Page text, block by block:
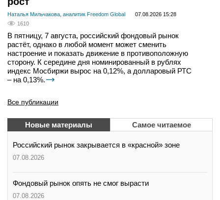
Наталья Мильчакова, аналитик Freedom Global
07.08.2026 15:28
1610
В пятницу, 7 августа, российский фондовый рынок
растёт, однако в любой момент может сменить
настроение и показать движение в противоположную
сторону. К середине дня номинированный в рублях
индекс Мосбиржи вырос на 0,12%, а долларовый РТС
– на 0,13%.
Все публикации
Новые материалы Самое читаемое
Российский рынок закрывается в «красной» зоне
07.08.2026
Фондовый рынок опять не смог вырасти
07.08.2026